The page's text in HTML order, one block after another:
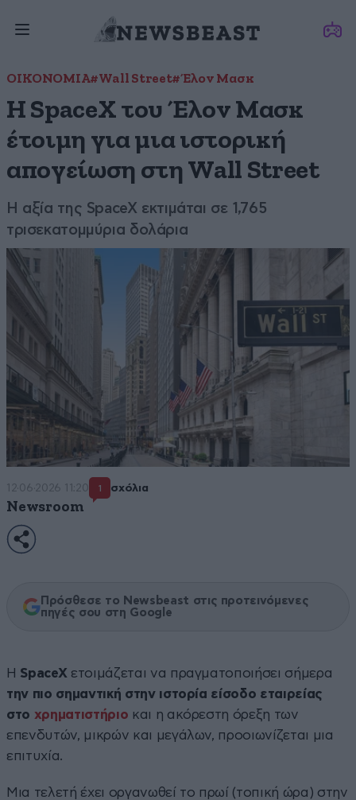
ΟΙΚΟΝΟΜΙΑ#Wall Street#Έλον Μασκ
Η SpaceX του Έλον Μασκ
έτοιμη για μια ιστορική
απογείωση στη Wall Street
Η αξία της SpaceX εκτιμάται σε 1,765
τρισεκατομμύρια δολάρια
12·06·2026 11:20 1 σχόλια
Newsroom
Πρόσθεσε το Newsbeast στις προτεινόμενες
πηγές σου στη Google
Η SpaceX ετοιμάζεται να πραγματοποιήσει σήμερα
την πιο σημαντική στην ιστορία είσοδο εταιρείας
στο χρηματιστήριο και η ακόρεστη όρεξη των
επενδυτών, μικρών και μεγάλων, προοιωνίζεται μια
επιτυχία.
Μια τελετή έχει οργανωθεί το πρωί (τοπική ώρα) στην